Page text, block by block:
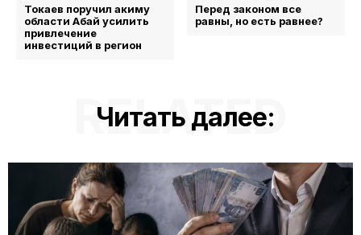
Токаев поручил акиму
области Абай усилить
привлечение
инвестиций в регион
Перед законом все
равны, но есть равнее?
Читать далее:
RELATED